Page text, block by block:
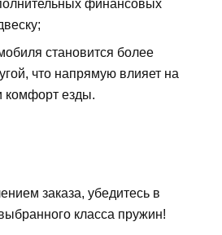
финансовых
становится более
что напрямую влияет на
комфорт езды.
заказа, убедитесь в
класса пружин!